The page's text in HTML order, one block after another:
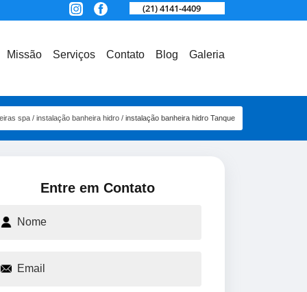
(21) 4141-4409
Missão Serviços Contato Blog Galeria
spa instalação banheira hidro instalação banheira hidro Tanque
Entre em Contato